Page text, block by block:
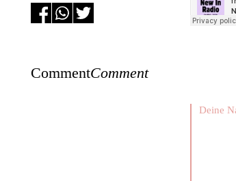
CommentComment